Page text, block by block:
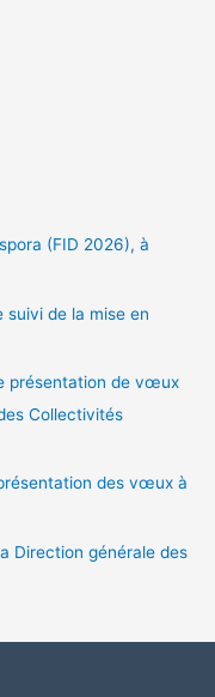
(FID 2026), à
suivi de la mise en
présentation de vœux
Collectivités
des vœux à
Direction générale des